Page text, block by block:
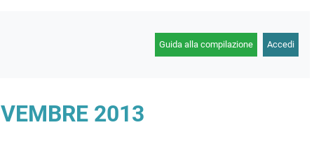
Guida alla compilazione Accedi
2013